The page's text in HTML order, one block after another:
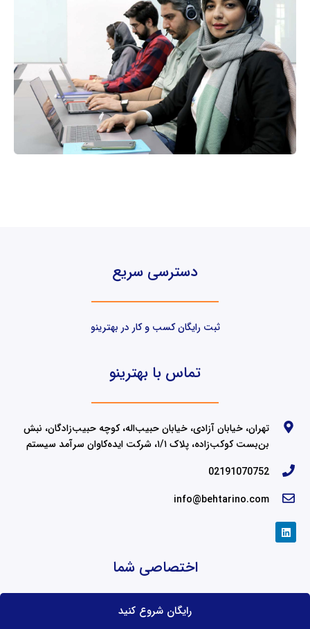
رایگان شروع کنید
دسترسی سریع
ثبت رایگان کسب و کار در بهترینو
تماس با بهترینو
تهران، خیابان آزادی، خیابان حبیب‌اله، کوچه حبیب‌زادگان، نبش
بن‌بست کوکب‌زاده، پلاک ۱/۱، شرکت ایده‌کاوان سرآمد سیستم
02191070752
info@behtarino.com
L
i
n
n
اختصاصی شما